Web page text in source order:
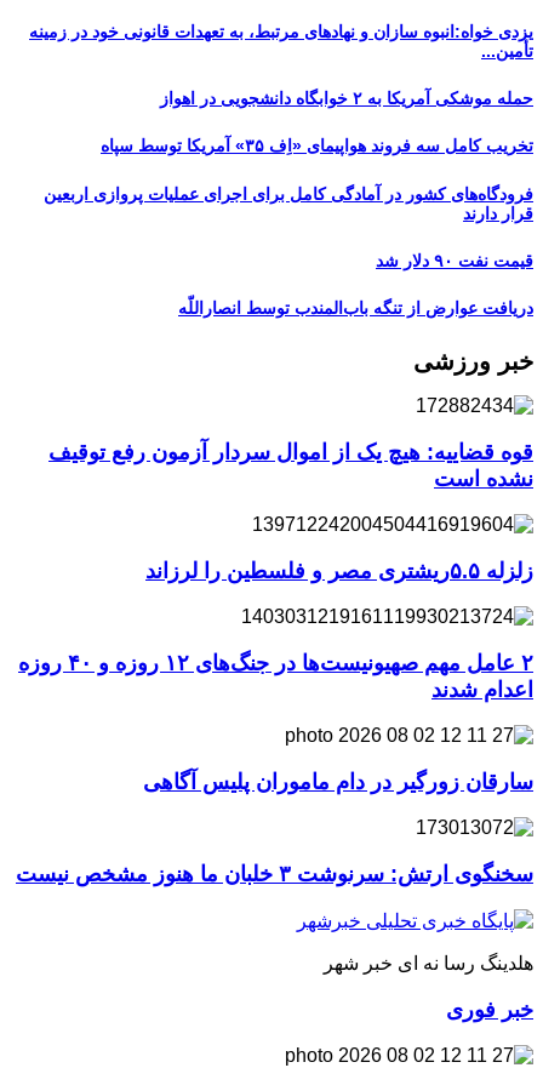
یزدی خواه:انبوه سازان و نهادهای مرتبط، به تعهدات قانونی خود در زمینه
تأمین...
حمله موشکی آمریکا به ۲ خوابگاه دانشجویی در اهواز
تخریب کامل سه فروند هواپیمای «اِف ۳۵» آمریکا توسط سپاه
فرودگاه‌های کشور در آمادگی کامل برای اجرای عملیات پروازی اربعین
قرار دارند
قیمت نفت ۹۰ دلار شد
دریافت عوارض از تنگه باب‌المندب توسط انصاراللّه
خبر ورزشی
قوه قضاییه: هیچ یک از اموال سردار آزمون رفع توقیف
نشده است
زلزله ۵.۵ریشتری مصر و فلسطین را لرزاند
۲ عامل مهم صهیونیست‌ها در جنگ‌های ۱۲ روزه و ۴۰ روزه
اعدام شدند
سارقان زورگیر در دام ماموران پلیس آگاهی
سخنگوی ارتش: سرنوشت ۳ خلبان ما هنوز مشخص نیست
هلدینگ رسا نه ای خبر شهر
خبر فوری